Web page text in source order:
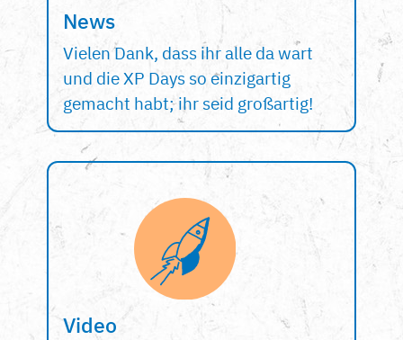
News
Vielen Dank, dass ihr alle da wart
und die XP Days so einzigartig
gemacht habt; ihr seid großartig!
Video